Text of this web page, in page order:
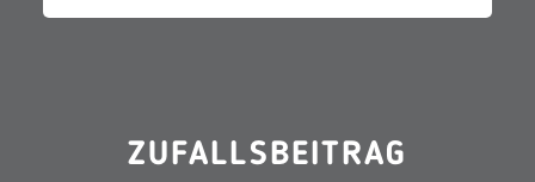
ZUFALLSBEITRAG